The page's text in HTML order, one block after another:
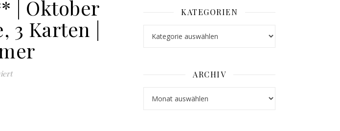
| Oktober
3 Karten |
für ***Kreativ mit Kulricke*** | Oktober Release | Eine Designidee, 3 Karten | Blumen gehen immer
KATEGORIEN
ARCHIV